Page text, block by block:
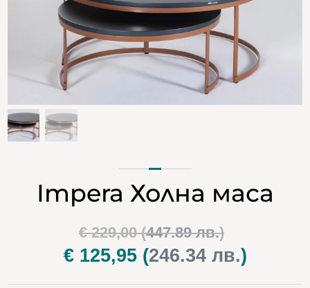
Impera Холна маса
€229,00(447.89 лв.)
price
€125,95(246.34 лв.)